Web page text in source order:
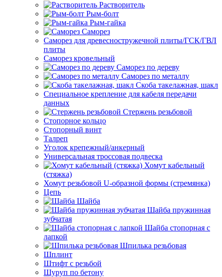
Растворитель
Рым-болт
Рым-гайка
Саморез
Саморез для древесностружечной плиты/ГСК/ГВЛ
плиты
Саморез кровельный
Саморез по дереву
Саморез по металлу
Скоба такелажная, шакл
Специальное крепление для кабеля передачи
данных
Стержень резьбовой
Стопорное кольцо
Стопорный винт
Талреп
Уголок крепежный/анкерный
Универсальная троссовая подвеска
Хомут кабельный
(стяжка)
Хомут резьбовой U-образной формы (стремянка)
Цепь
Шайба
Шайба пружинная
зубчатая
Шайба стопорная с
лапкой
Шпилька резьбовая
Шплинт
Штифт с резьбой
Шуруп по бетону